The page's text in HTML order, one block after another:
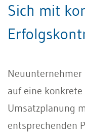
Sich mit
Neuunternehmer
auf eine
Umsatzplanung
entsprechenden